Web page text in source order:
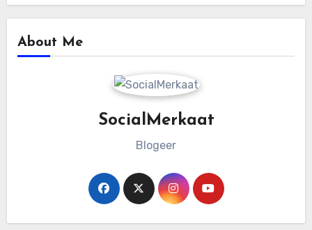
About Me
SocialMerkaat
Blogeer